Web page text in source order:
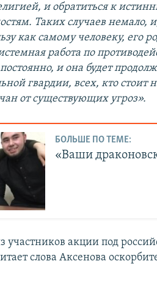
и обратиться к
Таких случаев немало,
как самому человеку, его
работа по
и она будет
гвардии, всех, кто стоит
от существующих угроз».
БОЛЬШЕ ПО ТЕМЕ:
«Ваши
участников акции под
слова Аксенова